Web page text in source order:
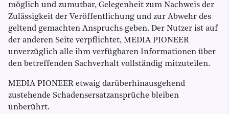
möglich und zumutbar, Gelegenheit zum Nachweis der
Zulässigkeit der Veröffentlichung und zur Abwehr des
geltend gemachten Anspruchs geben. Der Nutzer ist auf
der anderen Seite verpflichtet, MEDIA PIONEER
unverzüglich alle ihm verfügbaren Informationen über
den betreffenden Sachverhalt vollständig mitzuteilen.
MEDIA PIONEER etwaig darüberhinausgehend
zustehende Schadensersatzansprüche bleiben
unberührt.